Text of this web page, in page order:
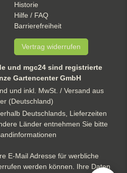
Historie
Hilfe / FAQ
Barrierefreiheit
Vertrag widerrufen
und mgc24 sind registrierte
Gartencenter GmbH
und inkl. MwSt. / Versand aus
(Deutschland)
Deutschlands, Lieferzeiten
Länder entnehmen Sie bitte
E-Mail Adresse für werbliche
werden können. Ihre Daten